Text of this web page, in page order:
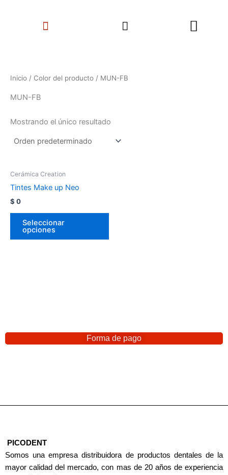
Menu Search
Inicio / Color del producto / MUN-FB
MUN-FB
Mostrando el único resultado
Cerámica Creation
Tintes Make up Neo
$ 0
Seleccionar
opciones
Forma de pago
PICODENT
Somos una empresa distribuidora de productos dentales de la
mayor calidad del mercado, con mas de 20 años de experiencia